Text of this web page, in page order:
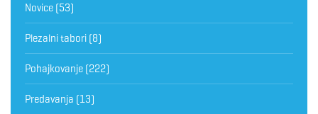
Novice (53)
Plezalni tabori (8)
Pohajkovanje (222)
Predavanja (13)